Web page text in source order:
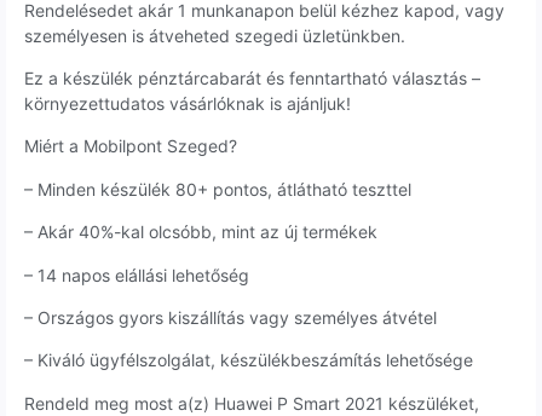
Rendelésedet akár 1 munkanapon belül kézhez kapod, vagy
személyesen is átveheted szegedi üzletünkben.
Ez a készülék pénztárcabarát és fenntartható választás –
környezettudatos vásárlóknak is ajánljuk!
Miért a Mobilpont Szeged?
– Minden készülék 80+ pontos, átlátható teszttel
– Akár 40%-kal olcsóbb, mint az új termékek
– 14 napos elállási lehetőség
– Országos gyors kiszállítás vagy személyes átvétel
– Kiváló ügyfélszolgálat, készülékbeszámítás lehetősége
Rendeld meg most a(z) Huawei P Smart 2021 készüléket,